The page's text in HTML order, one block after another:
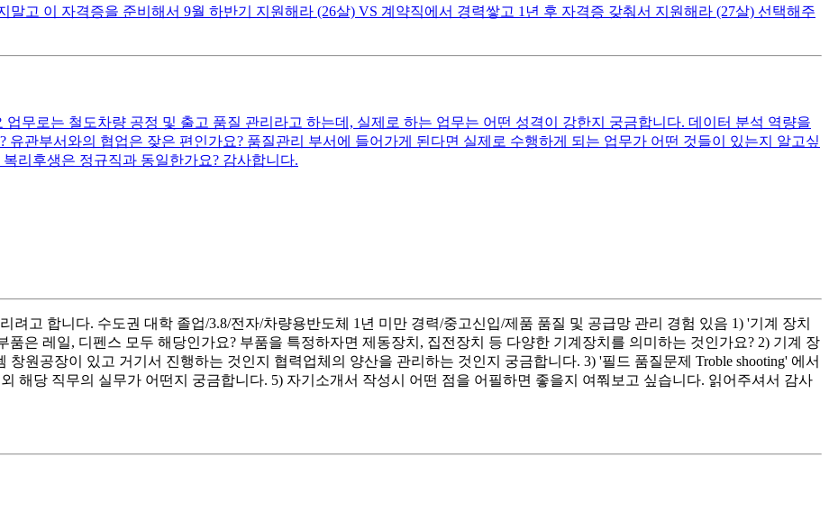
말고 이 자격증을 준비해서 9월 하반기 지원해라 (26살) VS 계약직에서 경력쌓고 1년 후 자격증 갖춰서 지원해라 (27살) 선택해주
무로는 철도차량 공정 및 출고 품질 관리라고 하는데, 실제로 하는 업무는 어떤 성격이 강한지 궁금합니다. 데이터 분석 역량을
관부서와의 협업은 잦은 편인가요? 품질관리 부서에 들어가게 된다면 실제로 수행하게 되는 업무가 어떤 것들이 있는지 알고싶
리후생은 정규직과 동일한가요? 감사합니다.
고 합니다. 수도권 대학 졸업/3.8/전자/차량용반도체 1년 미만 경력/중고신입/제품 품질 및 공급망 관리 경험 있음 1) '기계 장치
은 레일, 디펜스 모두 해당인가요? 부품을 특정하자면 제동장치, 집전장치 등 다양한 기계장치를 의미하는 것인가요? 2) 기계 장
원공장이 있고 거기서 진행하는 것인지 협력업체의 양산을 관리하는 것인지 궁금합니다. 3) '필드 품질문제 Troble shooting' 에서
해당 직무의 실무가 어떤지 궁금합니다. 5) 자기소개서 작성시 어떤 점을 어필하면 좋을지 여쭤보고 싶습니다. 읽어주셔서 감사